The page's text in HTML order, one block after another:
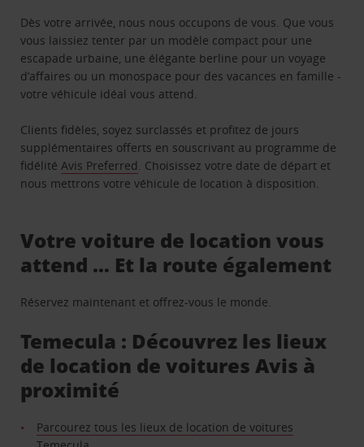
Dès votre arrivée, nous nous occupons de vous. Que vous
vous laissiez tenter par un modèle compact pour une
escapade urbaine, une élégante berline pour un voyage
d’affaires ou un monospace pour des vacances en famille -
votre véhicule idéal vous attend.
Clients fidèles, soyez surclassés et profitez de jours
supplémentaires offerts en souscrivant au programme de
fidélitéAvis Preferred. Choisissez votre date de départ et
nous mettrons votre véhicule de location à disposition.
Votre voiture de location vous
attend … Et la route également
Réservez maintenant et offrez-vous le monde.
Temecula : Découvrez les lieux
de location de voitures Avis à
proximité
Parcourez tous les lieux de location de voitures